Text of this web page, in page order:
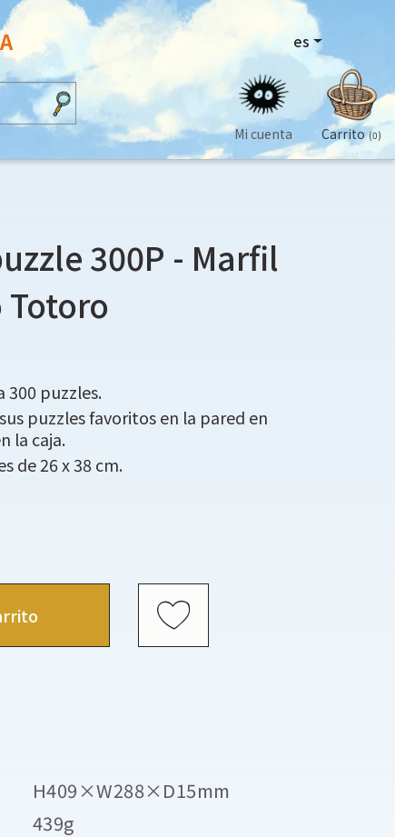
es
Mi cuenta Carrito (0)
300P - Marfil
Totoro
300 puzzles.
puzzles favoritos en la pared en
la caja.
de 26 x 38 cm.
H409×W288×D15mm
439g